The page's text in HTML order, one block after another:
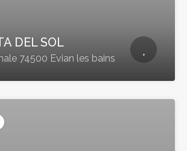
DEL SOL
74500 Evian les bains